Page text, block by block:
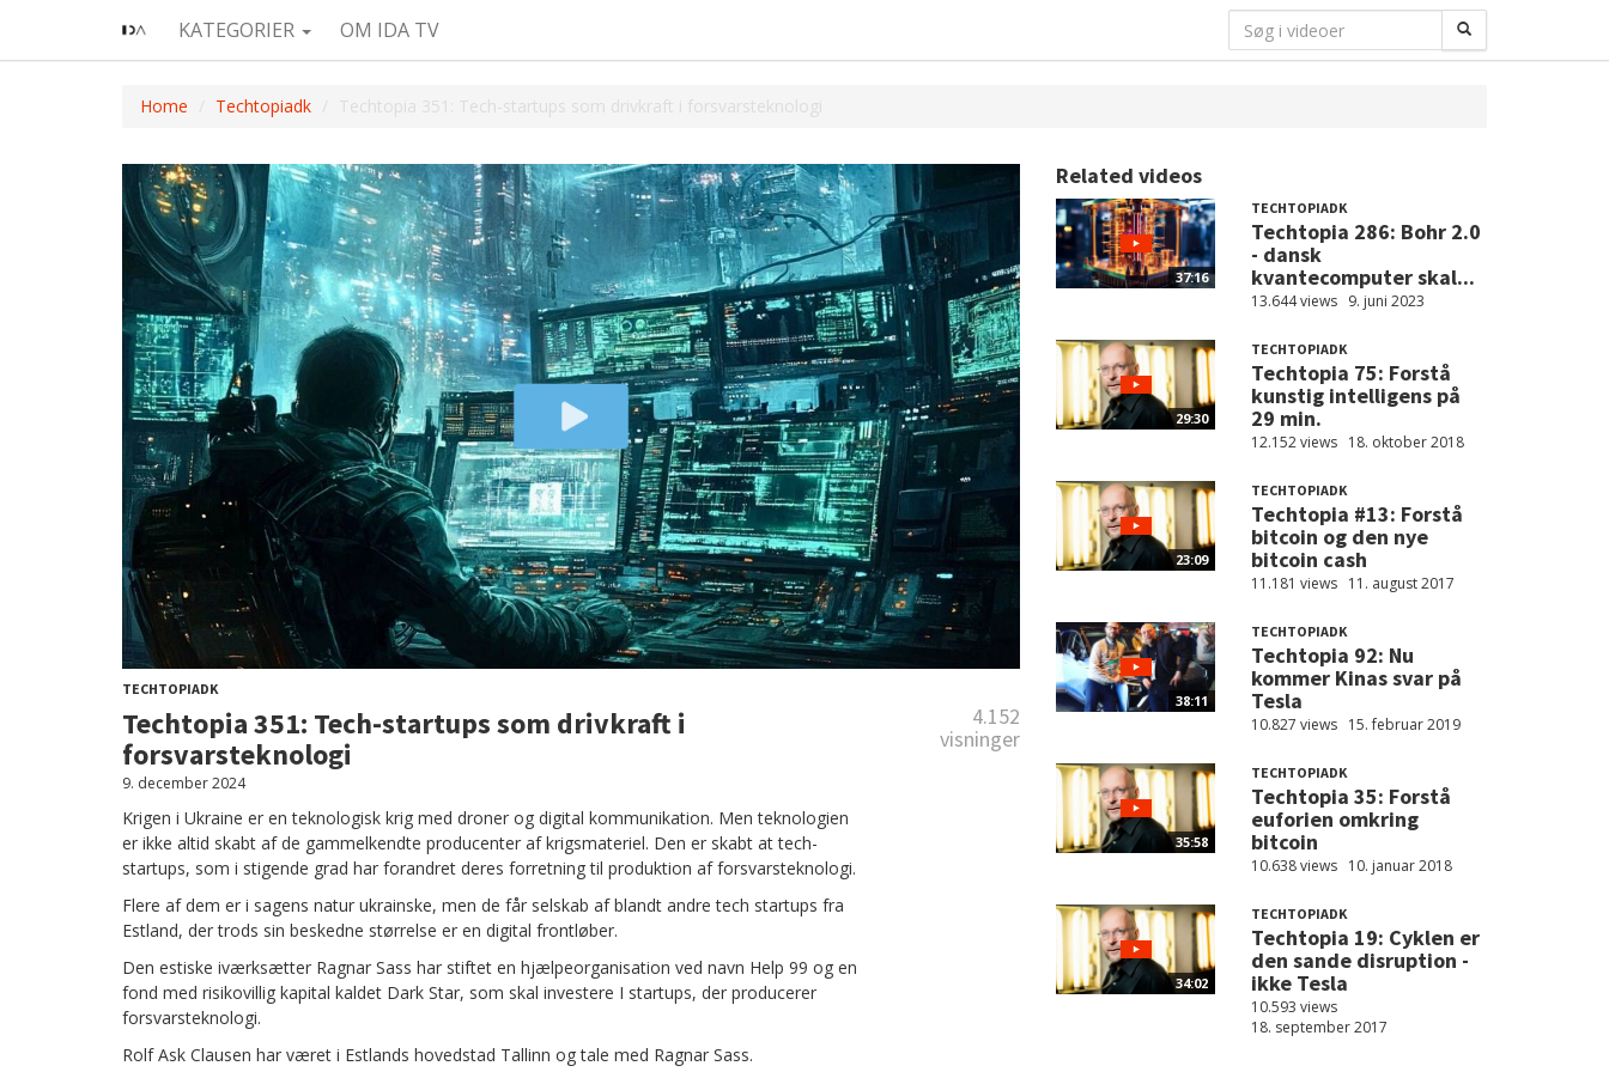
KATEGORIER OM IDA TV
Home Techtopiadk Techtopia 351: Tech-startups som drivkraft i forsvarsteknologi
TECHTOPIADK
Techtopia 351: Tech-startups som drivkraft i
forsvarsteknologi
4.152
visninger
9. december 2024
Krigen i Ukraine er en teknologisk krig med droner og digital kommunikation. Men teknologien
er ikke altid skabt af de gammelkendte producenter af krigsmateriel. Den er skabt at tech-
startups, som i stigende grad har forandret deres forretning til produktion af forsvarsteknologi.
Flere af dem er i sagens natur ukrainske, men de får selskab af blandt andre tech startups fra
Estland, der trods sin beskedne størrelse er en digital frontløber.
Den estiske iværksætter Ragnar Sass har stiftet en hjælpeorganisation ved navn Help 99 og en
fond med risikovillig kapital kaldet Dark Star, som skal investere I startups, der producerer
forsvarsteknologi.
Rolf Ask Clausen har været i Estlands hovedstad Tallinn og tale med Ragnar Sass.
Related videos
37:16
TECHTOPIADK
Techtopia 286: Bohr 2.0
- dansk
kvantecomputer skal...
13.644 views 9. juni 2023
29:30
TECHTOPIADK
Techtopia 75: Forstå
kunstig intelligens på
29 min.
12.152 views 18. oktober 2018
23:09
TECHTOPIADK
Techtopia #13: Forstå
bitcoin og den nye
bitcoin cash
11.181 views 11. august 2017
38:11
TECHTOPIADK
Techtopia 92: Nu
kommer Kinas svar på
Tesla
10.827 views 15. februar 2019
35:58
TECHTOPIADK
Techtopia 35: Forstå
euforien omkring
bitcoin
10.638 views 10. januar 2018
34:02
TECHTOPIADK
Techtopia 19: Cyklen er
den sande disruption -
ikke Tesla
10.593 views
18. september 2017